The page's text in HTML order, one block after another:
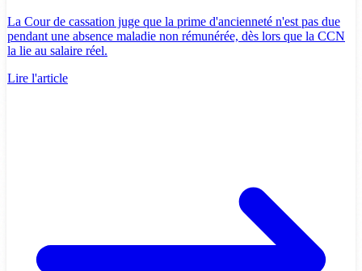
La Cour de cassation juge que la prime d'ancienneté n'est pas due
pendant une absence maladie non rémunérée, dès lors que la CCN
la lie au salaire réel.
Lire l'article